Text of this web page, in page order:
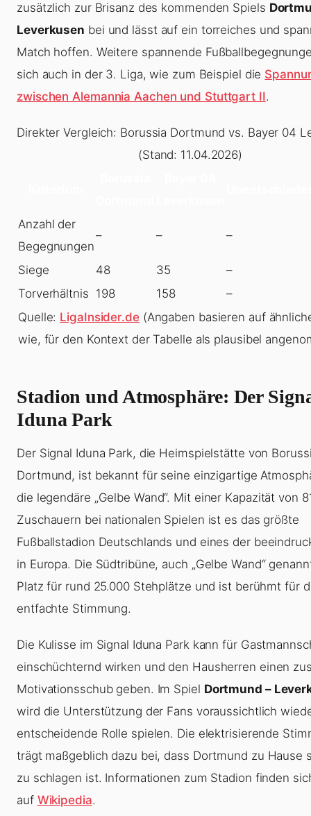
zusätzlich zur Brisanz des kommenden Spiels
Leverkusen bei und lässt auf ein torreiches und
Match hoffen. Weitere spannende
sich auch in der 3. Liga, wie zum Beispiel die
zwischen Alemannia Aachen und Stuttgart II.
Direkter Vergleich: Borussia Dortmund vs. Bayer 04
(Stand: 11.04.2026)
Anzahl der
Begegnungen
– – –
Siege 48 35
–
Torverhältnis 198 158
–
Quelle: LigaInsider.de(Angaben basieren auf
wie, für den Kontext der Tabelle als plausibel
Stadion und Atmosphäre: Der
Iduna Park
Der Signal Iduna Park, die Heimspielstätte von
Dortmund, ist bekannt für seine einzigartige
die legendäre „Gelbe Wand“. Mit einer Kapazität von
Zuschauern bei nationalen Spielen ist es das größte
Fußballstadion Deutschlands und eines der
in Europa. Die Südtribüne, auch „Gelbe Wand“
Platz für rund 25.000 Stehplätze und ist berühmt für
entfachte Stimmung.
Die Kulisse im Signal Iduna Park kann für
einschüchternd wirken und den Hausherren einen
Motivationsschub geben. Im Spiel Dortmund –
wird die Unterstützung der Fans voraussichtlich
entscheidende Rolle spielen. Die elektrisierende
trägt maßgeblich dazu bei, dass Dortmund zu Hause
zu schlagen ist. Informationen zum Stadion finden
auf Wikipedia.